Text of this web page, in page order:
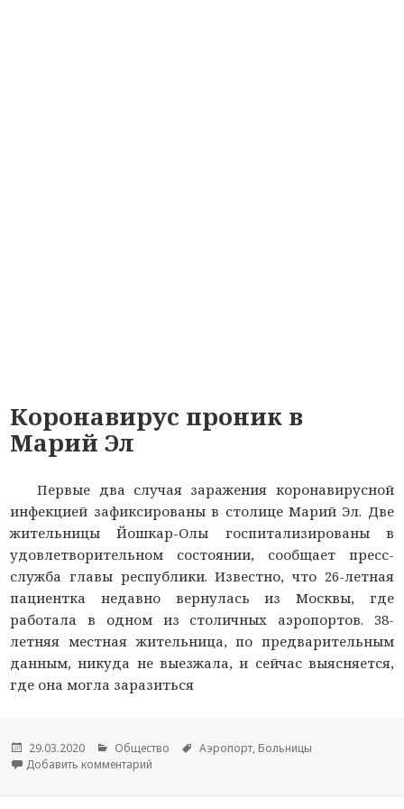
Коронавирус проник в
Марий Эл
Первые два случая заражения коронавирусной
инфекцией зафиксированы в столице Марий Эл. Две
жительницы Йошкар-Олы госпитализированы в
удовлетворительном состоянии, сообщает пресс-
служба главы республики. Известно, что 26-летная
пациентка недавно вернулась из Москвы, где
работала в одном из столичных аэропортов. 38-
летняя местная жительница, по предварительным
данным, никуда не выезжала, и сейчас выясняется,
где она могла заразиться
Опубликовано
29.03.2020 Рубрики
Общество Метки
Аэропорт, Больницы
Добавить комментарий